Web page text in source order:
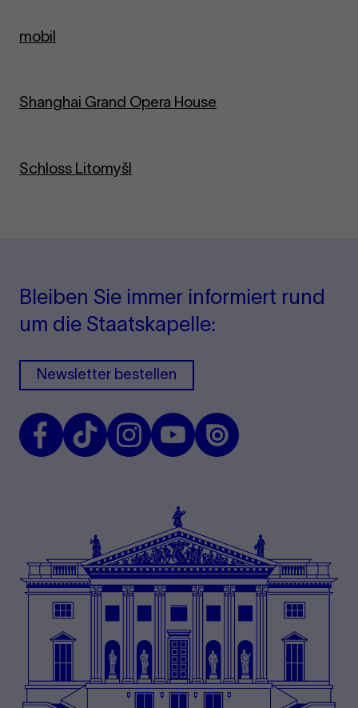
mobil
Shang­hai Grand Opera House
Schloss Li­to­myšl
Bleiben Sie immer informiert rund
um die Staatskapelle:
Newsletter bestellen
FacebookTikTok InstagramYoutubeIssuu